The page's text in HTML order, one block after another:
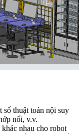
số thuật toán nội suy
nối, v.v.
nhau cho robot